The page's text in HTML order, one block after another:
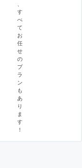
す
べ
て
お
任
せ
の
プ
ラ
ン
も
あ
り
ま
す
！